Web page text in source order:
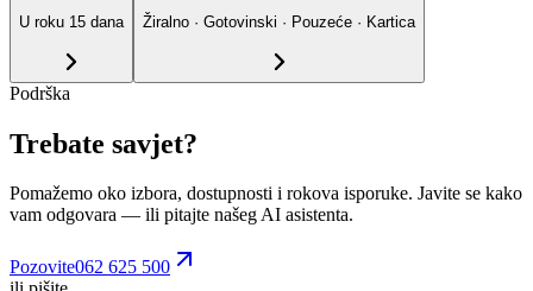
U roku 15 dana
Žiralno · Gotovinski · Pouzeće · Kartica
Podrška
Trebate savjet?
Pomažemo oko izbora, dostupnosti i rokova isporuke. Javite se kako
vam odgovara — ili pitajte našeg AI asistenta.
Pozovite062 625 500